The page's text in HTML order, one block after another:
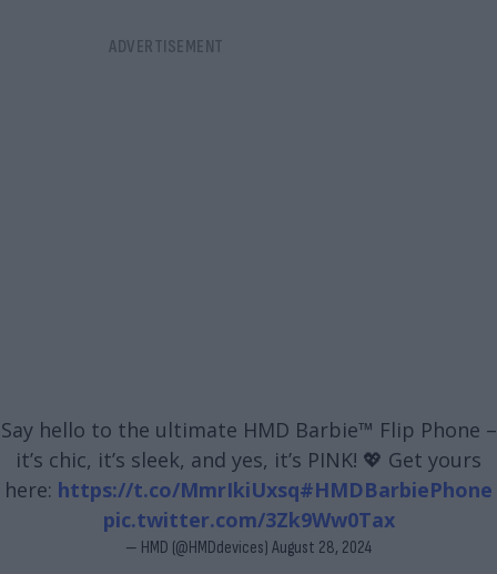
Say hello to the ultimate HMD Barbie™ Flip Phone –
it’s chic, it’s sleek, and yes, it’s PINK! 💖 Get yours
here: https://t.co/MmrIkiUxsq#HMDBarbiePhone
pic.twitter.com/3Zk9Ww0Tax
— HMD (@HMDdevices) August 28, 2024